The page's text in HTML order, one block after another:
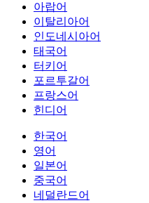
아랍어
이탈리아어
인도네시아어
태국어
터키어
포르투갈어
프랑스어
힌디어
한국어
영어
일본어
중국어
네덜란드어